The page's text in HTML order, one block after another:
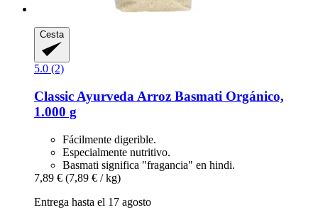
Cesta
5.0 (2)
Classic Ayurveda Arroz Basmati Orgánico,
1.000 g
Fácilmente digerible.
Especialmente nutritivo.
Basmati significa "fragancia" en hindi.
7,89 € (7,89 € / kg)
Entrega hasta el 17 agosto